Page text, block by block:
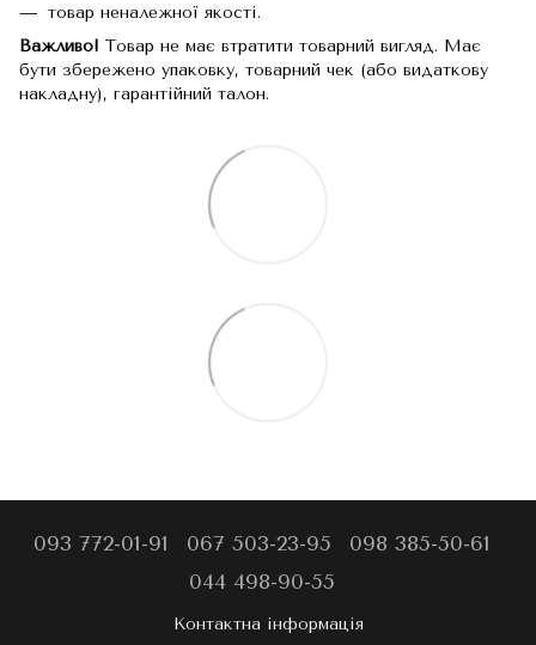
товар неналежної якості.
Важливо! Товар не має втратити товарний вигляд. Має
бути збережено упаковку, товарний чек (або видаткову
накладну), гарантійний талон.
093 772-01-91 067 503-23-95
098 385-50-61
044 498-90-55
Контактна інформація